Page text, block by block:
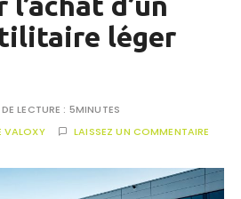
léger
LECTURE : 5MINUTES
VALOXY LAISSEZ UN COMMENTAIRE